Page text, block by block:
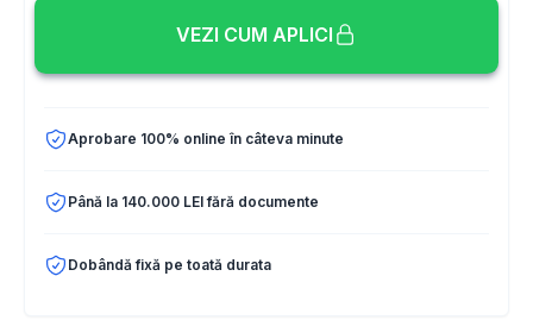
VEZI CUM APLICI
Aprobare 100% online în câteva minute
Până la 140.000 LEI fără documente
Dobândă fixă pe toată durata